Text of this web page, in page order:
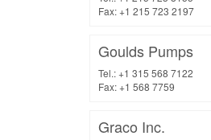
Fax: +1 215 723 2197
Goulds Pumps
Tel.: +1 315 568 7122
Fax: +1 568 7759
Graco Inc.